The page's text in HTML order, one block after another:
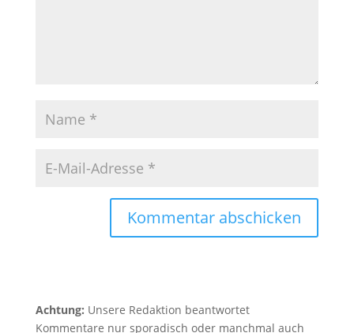
Kommentar abschicken
Achtung: Unsere Redaktion beantwortet
Kommentare nur sporadisch oder manchmal auch